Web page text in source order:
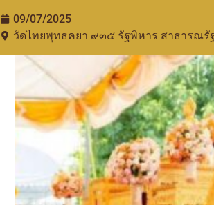
09/07/2025
วัดไทยพุทธคยา ๙๓๕​ รัฐพิหาร สาธารณรั